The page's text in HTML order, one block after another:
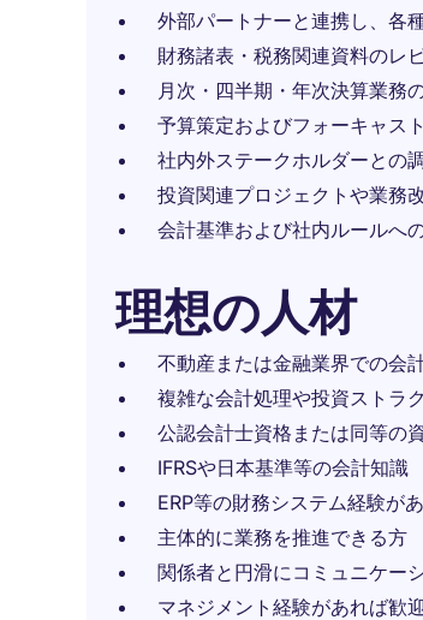
外部パートナーと連携し、各
財務諸表・税務関連資料のレ
月次・四半期・年次決算業務
予算策定およびフォーキャス
社内外ステークホルダーとの
投資関連プロジェクトや業務
会計基準および社内ルールへ
理想の人材
不動産または金融業界での会
複雑な会計処理や投資ストラ
公認会計士資格または同等の
IFRSや日本基準等の会計知識
ERP等の財務システム経験が
主体的に業務を推進できる方
関係者と円滑にコミュニケー
マネジメント経験があれば歓迎